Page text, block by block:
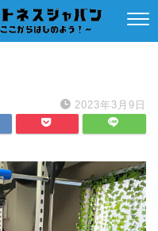
2023年3月9日